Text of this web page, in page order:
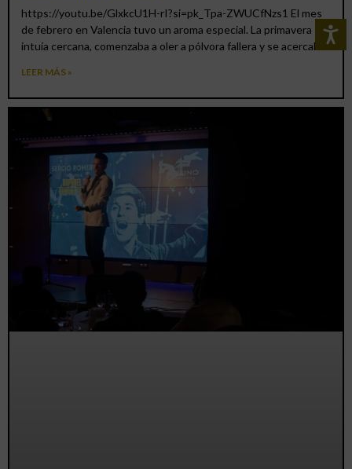
https://youtu.be/GlxkcU1H-rI?si=pk_Tpa-ZWUCfNzs1 El mes
de febrero en Valencia tuvo un aroma especial. La primavera se
intuía cercana, comenzaba a oler a pólvora fallera y se acercaba
LEER MÁS »